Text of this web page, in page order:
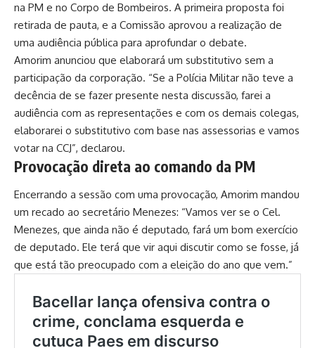
na PM e no Corpo de Bombeiros. A primeira proposta foi
retirada de pauta, e a Comissão aprovou a realização de
uma audiência pública para aprofundar o debate.
Amorim anunciou que elaborará um substitutivo sem a
participação da corporação. “Se a Polícia Militar não teve a
decência de se fazer presente nesta discussão, farei a
audiência com as representações e com os demais colegas,
elaborarei o substitutivo com base nas assessorias e vamos
votar na CCJ”, declarou.
Provocação direta ao comando da PM
Encerrando a sessão com uma provocação, Amorim mandou
um recado ao secretário Menezes: “Vamos ver se o Cel.
Menezes, que ainda não é deputado, fará um bom exercício
de deputado. Ele terá que vir aqui discutir como se fosse, já
que está tão preocupado com a eleição do ano que vem.”